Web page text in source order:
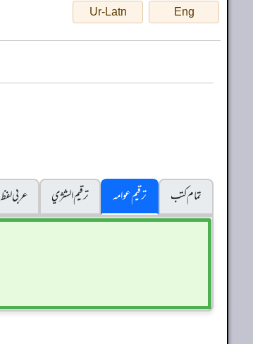
Eng
Ur-Latn
تمام کتب
ترقیم عوامہ ترقيم الشژي عربی لفظ